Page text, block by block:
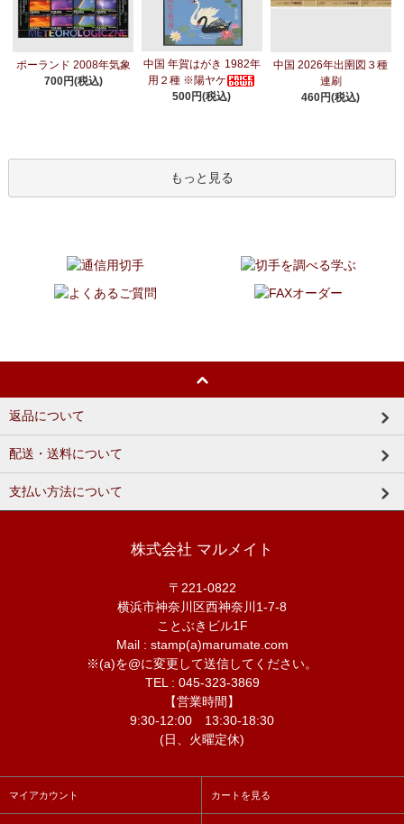
ポーランド 2008年気象
700円(税込)
中国 年賀はがき 1982年
用２種 ※陽ヤケ
500円(税込)
中国 2026年出圉図３種
連刷
460円(税込)
もっと見る
返品について
配送・送料について
支払い方法について
株式会社 マルメイト
〒221-0822
横浜市神奈川区西神奈川1-7-8
ことぶきビル1F
Mail : stamp(a)marumate.com
※(a)を@に変更して送信してください。
TEL : 045-323-3869
【営業時間】
9:30-12:00 13:30-18:30
(日、火曜定休)
マイアカウント カートを見る